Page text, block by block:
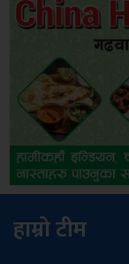
हाम्रो टीम